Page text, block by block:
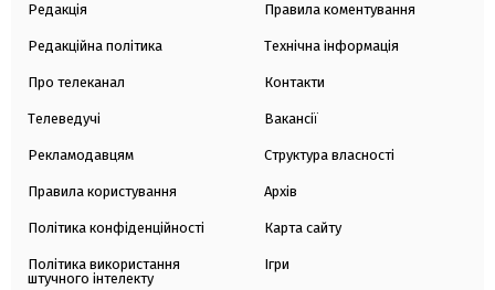
Редакція
Редакційна політика
Про телеканал
Телеведучі
Рекламодавцям
Правила користування
Політика конфіденційності
Політика використання
штучного інтелекту
Правила коментування
Технічна інформація
Контакти
Вакансії
Структура власності
Архів
Карта сайту
Ігри